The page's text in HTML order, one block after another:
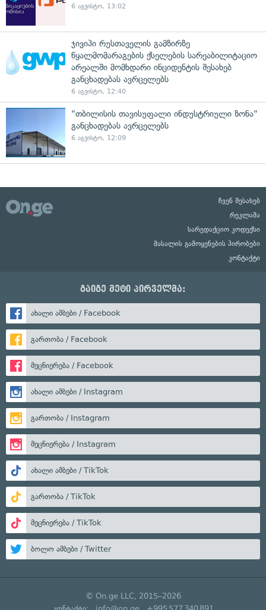
6 აგვისტო, 13:02
ჯივიპი რუსთაველის გამზირზე
წყალმომარაგების ქსელების სარეაბილიტაციო
არეალში მომხდარი ინციდენტის შესახებ
განცხადებას ავრცელებს
6 აგვისტო, 12:40
"თბილისის თავისუფალი ინდუსტრიული ზონა"
განცხადებას ავრცელებს
6 აგვისტო, 12:09
ჩვენ შესახებ
რეკლამა
სარედაქციო კოდექსი
მასალის გამოყენების პირობები
კონტაქტი
გაიგე მეტი პირველმა:
ახალი ამბები / Facebook
გართობა / Facebook
მეცნიერება / Facebook
ახალი ამბები / Instagram
გართობა / Instagram
მეცნიერება / Instagram
ახალი ამბები / TikTok
გართობა / TikTok
მეცნიერება / TikTok
ბოლო ამბები / Twitter
© On.ge LLC, 2015–2026